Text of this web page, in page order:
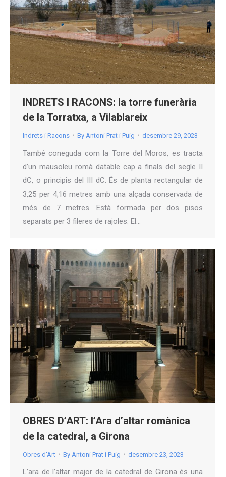
INDRETS I RACONS: la torre funerària
de la Torratxa, a Vilablareix
Indrets i Racons By Antoni Prat i Puig desembre 29, 2023
També coneguda com la Torre del Moros, es tracta
d’un mausoleu romà datable cap a finals del segle II
dC, o principis del III dC. És de planta rectangular de
3,25 per 4,16 metres amb una alçada conservada de
més de 7 metres. Està formada per dos pisos
separats per 3 fileres de rajoles. El…
OBRES D’ART: l’Ara d’altar romànica
de la catedral, a Girona
Obres d'Art By Antoni Prat i Puig desembre 23, 2023
L’ara de l’altar major de la catedral de Girona és una